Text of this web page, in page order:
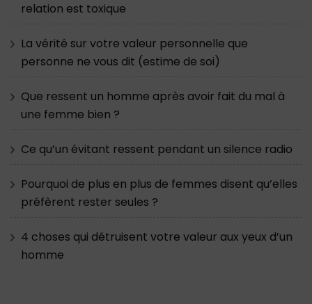
relation est toxique
La vérité sur votre valeur personnelle que
personne ne vous dit (estime de soi)
Que ressent un homme après avoir fait du mal à
une femme bien ?
Ce qu’un évitant ressent pendant un silence radio
Pourquoi de plus en plus de femmes disent qu’elles
préfèrent rester seules ?
4 choses qui détruisent votre valeur aux yeux d’un
homme